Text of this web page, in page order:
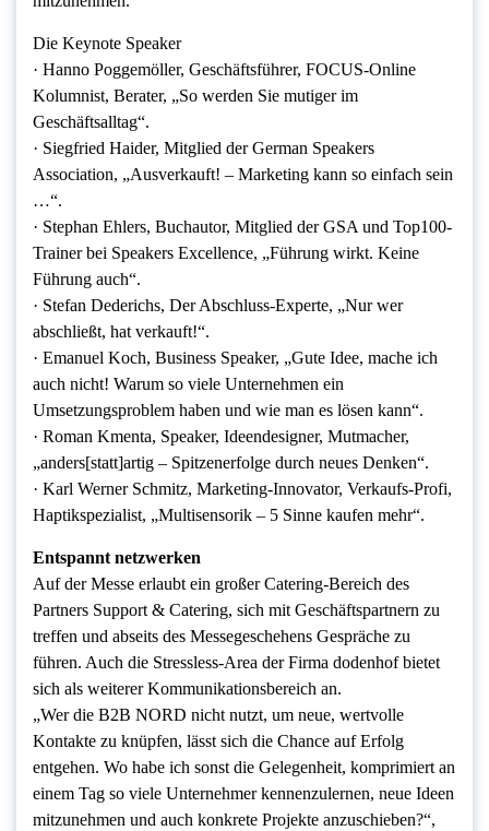
Die Keynote Speaker
· Hanno Poggemöller, Geschäftsführer, FOCUS-Online
Kolumnist, Berater, „So werden Sie mutiger im
Geschäftsalltag“.
· Siegfried Haider, Mitglied der German Speakers
Association, „Ausverkauft! – Marketing kann so einfach sein
…“.
· Stephan Ehlers, Buchautor, Mitglied der GSA und Top100-
Trainer bei Speakers Excellence, „Führung wirkt. Keine
Führung auch“.
· Stefan Dederichs, Der Abschluss-Experte, „Nur wer
abschließt, hat verkauft!“.
· Emanuel Koch, Business Speaker, „Gute Idee, mache ich
auch nicht! Warum so viele Unternehmen ein
Umsetzungsproblem haben und wie man es lösen kann“.
· Roman Kmenta, Speaker, Ideendesigner, Mutmacher,
„anders[statt]artig – Spitzenerfolge durch neues Denken“.
· Karl Werner Schmitz, Marketing-Innovator, Verkaufs-Profi,
Haptikspezialist, „Multisensorik – 5 Sinne kaufen mehr“.
Entspannt netzwerken
Auf der Messe erlaubt ein großer Catering-Bereich des
Partners Support & Catering, sich mit Geschäftspartnern zu
treffen und abseits des Messegeschehens Gespräche zu
führen. Auch die Stressless-Area der Firma dodenhof bietet
sich als weiterer Kommunikationsbereich an.
„Wer die B2B NORD nicht nutzt, um neue, wertvolle
Kontakte zu knüpfen, lässt sich die Chance auf Erfolg
entgehen. Wo habe ich sonst die Gelegenheit, komprimiert an
einem Tag so viele Unternehmer kennenzulernen, neue Ideen
mitzunehmen und auch konkrete Projekte anzuschieben?“,